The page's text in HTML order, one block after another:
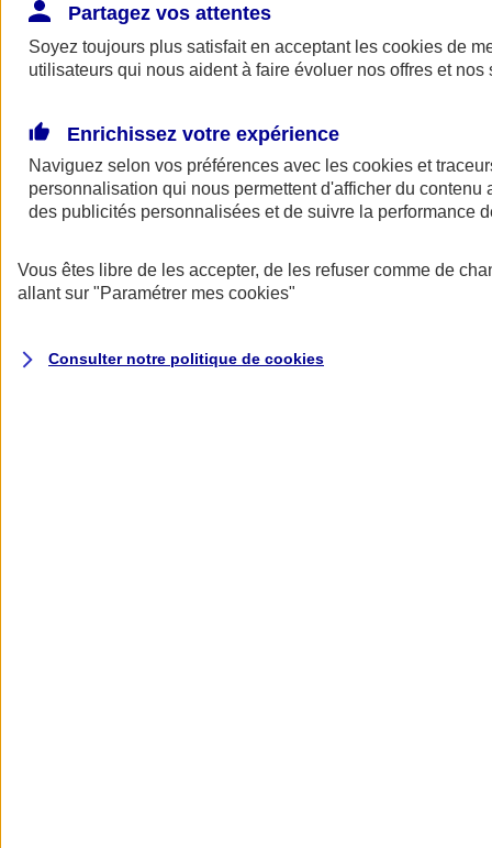
AXA Assurance
Partagez vos attentes
Soyez toujours plus satisfait en acceptant les cookies de
utilisateurs qui nous aident à faire évoluer nos offres et nos
Enrichissez votre expérience
Naviguez selon vos préférences avec les cookies et
personnalisation qui nous permettent d'afficher du contenu
des publicités personnalisées et de suivre la performance
Vous êtes libre de les accepter, de les refuser comme de
allant sur "Paramétrer mes cookies"
Consulter notre politique de cookies